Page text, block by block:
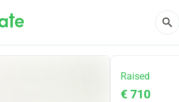
search
Raised
€ 710